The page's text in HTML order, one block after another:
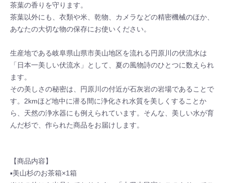
茶葉の香りを守ります。
茶葉以外にも、衣類や米、乾物、カメラなどの精密機械のほか、
あなたの大切な物の保存にお使いください。
生産地である岐阜県山県市美山地区を流れる円原川の伏流水は
「日本一美しい伏流水」として、夏の風物詩のひとつに数えられ
ます。
その美しさの秘密は、円原川の付近が石灰岩の岩場であることで
す。2kmほど地中に潜る間に浄化され水質を美しくすることか
ら、天然の浄水器にも例えられています。そんな、美しい水が育
んだ杉で、作られた商品をお届けします。
【商品内容】
▪美山杉のお茶箱×1箱